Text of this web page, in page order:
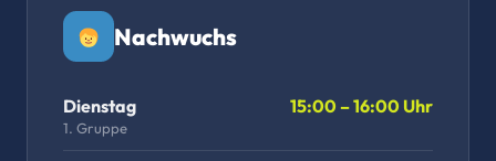
Nachwuchs
Dienstag
1. Gruppe
15:00 – 16:00 Uhr